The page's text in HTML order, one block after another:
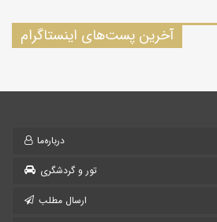
آخرین پست‌های اینستاگرام
درباره‌ما
تور و گردشگری
ارسال مطلب